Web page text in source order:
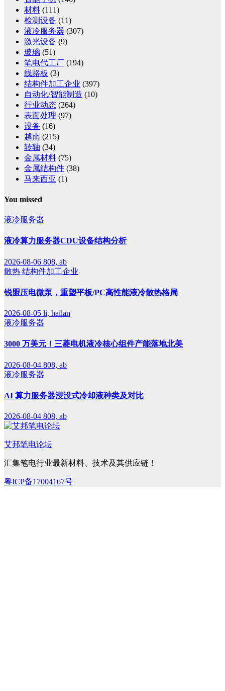
材料 (111)
检测设备 (11)
液冷服务器 (307)
激光设备 (9)
玻璃 (51)
笔电代工厂 (194)
线路板 (3)
结构件加工企业 (397)
自动化/智能制造 (10)
行业动态 (264)
表面处理 (97)
设备 (16)
越南 (215)
转轴 (34)
金属材料 (75)
金属结构件 (38)
马来西亚 (1)
You missed
液冷服务器
液冷算力服务器CDU设备结构分析
2026-08-06 808, ab
散热 结构件加工企业
锐盟压电微泵，重塑平板/PC高性能液冷散热格局
2026-08-05 li, hailan
液冷服务器
3000 万美元！三菱电机液冷核心组件产能落地北美
2026-08-04 808, ab
液冷服务器
AI 算力服务器浸没式冷却液种类及对比
2026-08-04 808, ab
艾邦笔电论坛
汇集笔电行业最新材料、技术及其供应链！
粤ICP备17004167号